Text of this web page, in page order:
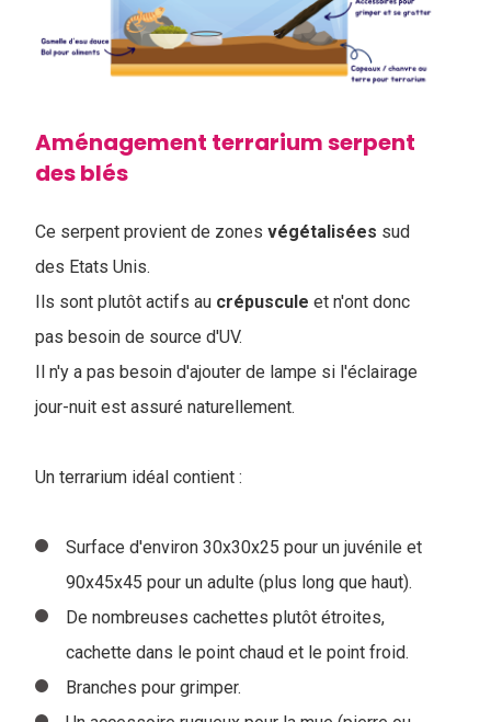
Aménagement terrarium serpent
des blés
Ce serpent provient de zones végétalisées sud
des Etats Unis.
ls sont plutôt actifs au crépuscule et n'ont donc
pas besoin de source d'UV.
Il n'y a pas besoin d'ajouter de lampe si l'éclairage
jour-nuit est assuré naturellement.
Un terrarium idéal contient :
Surface d'environ 30x30x25 pour un juvénile et
90x45x45 pour un adulte (plus long que haut).
De nombreuses cachettes plutôt étroites,
cachette dans le point chaud et le point froid.
Branches pour grimper.